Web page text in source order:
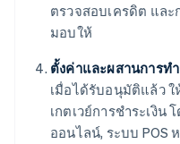
ตรวจสอบเครดิต แล
มอบให้
ตั้งค่าและผสานการท
เมื่อได้รับอนุมัติแล้ว
เกตเวย์การชำระเงิน
ออนไลน์, ระบบ